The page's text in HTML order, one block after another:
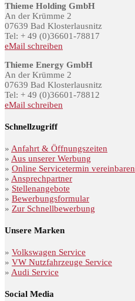
Thieme Holding GmbH
An der Krümme 2
07639 Bad Klosterlausnitz
Tel: + 49 (0)36601-78817
eMail schreiben
Thieme Energy GmbH
An der Krümme 2
07639 Bad Klosterlausnitz
Tel: + 49 (0)36601-78812
eMail schreiben
Schnellzugriff
» Anfahrt & Öffnungszeiten
» Aus unserer Werbung
» Online Servicetermin vereinbaren
» Ansprechpartner
» Stellenangebote
» Bewerbungsformular
» Zur Schnellbewerbung
Unsere Marken
» Volkswagen Service
» VW Nutzfahrzeuge Service
» Audi Service
Social Media